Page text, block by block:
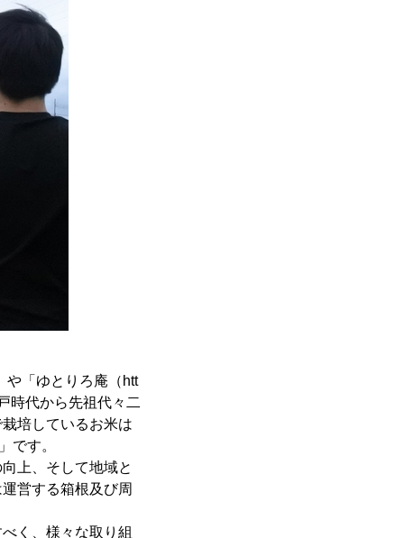
や「ゆとりろ庵（htt
時代から先祖代々二
培しているお米は
です。
上、そして地域と
営する箱根及び周
く、様々な取り組